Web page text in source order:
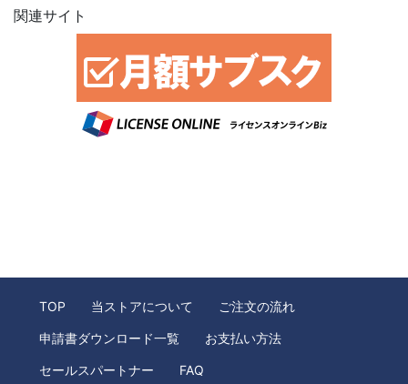
関連サイト
TOP 当ストアについて ご注文の流れ
申請書ダウンロード一覧 お支払い方法
セールスパートナー FAQ